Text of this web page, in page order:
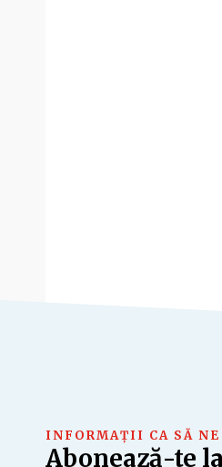
INFORMAȚII CA SĂ
Abonează-te